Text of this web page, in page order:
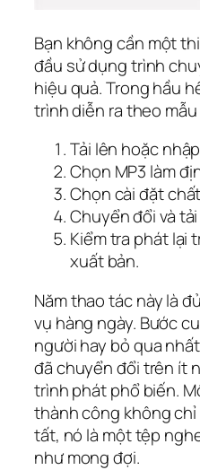
Bạn không cần một
đầu sử dụng trình
hiệu quả. Trong hầu
trình diễn ra theo
Tải lên hoặc
Chọn MP3 làm
Chọn cài đặt
Chuyển đổi và
Kiểm tra phát lại
xuất bản.
Năm thao tác này là
vụ hàng ngày. Bước
người hay bỏ qua
đã chuyển đổi trên ít
trình phát phổ biến.
thành công không
tất, nó là một tệp
như mong đợi.